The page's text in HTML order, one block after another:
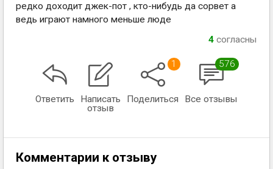
редко доходит джек-пот , кто-нибудь да сорвет а
ведь играют намного меньше люде
4 согласны
Ответить
Написать
отзыв
1
Поделиться
576
Все отзывы
Комментарии к отзыву